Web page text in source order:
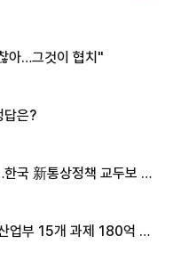
아…그것이 협치"
답은?
국 新통상정책 교두보 활
업부 15개 과제 180억 지